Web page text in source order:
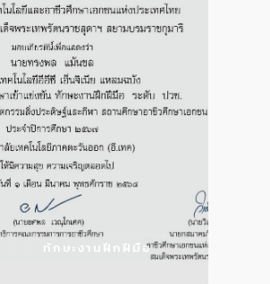
ทักษะงานฝึกฝีมือ